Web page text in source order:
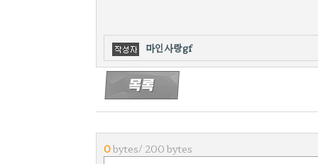
마인사랑gf
0bytes/ 200 bytes